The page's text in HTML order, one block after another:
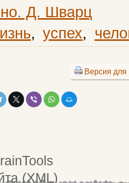
Д. Шварц
, успех,
Версия для
(XML)